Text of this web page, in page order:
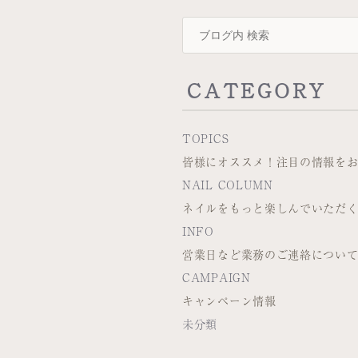
CATEGORY
TOPICS
皆様にオススメ！注目の情報を
NAIL COLUMN
ネイルをもっと楽しんでいただ
INFO
営業日など業務のご連絡について
CAMPAIGN
キャンペーン情報
未分類